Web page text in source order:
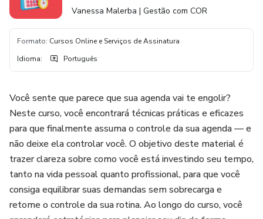
Vanessa Malerba | Gestão com COR
Formato: Cursos Online e Serviços de Assinatura
Idioma: Português
Você sente que parece que sua agenda vai te engolir?
Neste curso, você encontrará técnicas práticas e eficazes
para que finalmente assuma o controle da sua agenda — e
não deixe ela controlar você. O objetivo deste material é
trazer clareza sobre como você está investindo seu tempo,
tanto na vida pessoal quanto profissional, para que você
consiga equilibrar suas demandas sem sobrecarga e
retome o controle da sua rotina. Ao longo do curso, você